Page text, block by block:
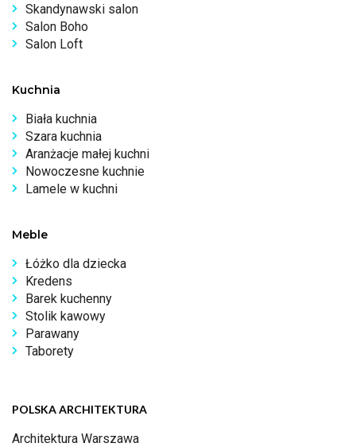
Skandynawski salon
Salon Boho
Salon Loft
Kuchnia
Biała kuchnia
Szara kuchnia
Aranżacje małej kuchni
Nowoczesne kuchnie
Lamele w kuchni
Meble
Łóżko dla dziecka
Kredens
Barek kuchenny
Stolik kawowy
Parawany
Taborety
POLSKA ARCHITEKTURA
Architektura Warszawa